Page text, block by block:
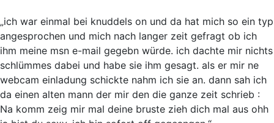
„ich war einmal bei knuddels on und da hat mich so ein typ
angesprochen und mich nach langer zeit gefragt ob ich
ihm meine msn e-mail gegebn würde. ich dachte mir nichts
schlümmes dabei und habe sie ihm gesagt. als er mir ne
webcam einladung schickte nahm ich sie an. dann sah ich
da einen alten mann der mir den die ganze zeit schrieb :
Na komm zeig mir mal deine bruste zieh dich mal aus ohh